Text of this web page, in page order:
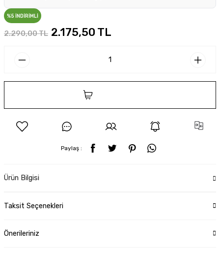
%5 İNDİRİMLİ
2.290,00 TL 2.175,50 TL
Paylaş :
Ürün Bilgisi
Taksit Seçenekleri
Önerileriniz